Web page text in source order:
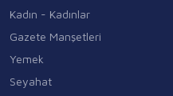
Kadın - Kadınlar
Gazete Manşetleri
Yemek
Seyahat